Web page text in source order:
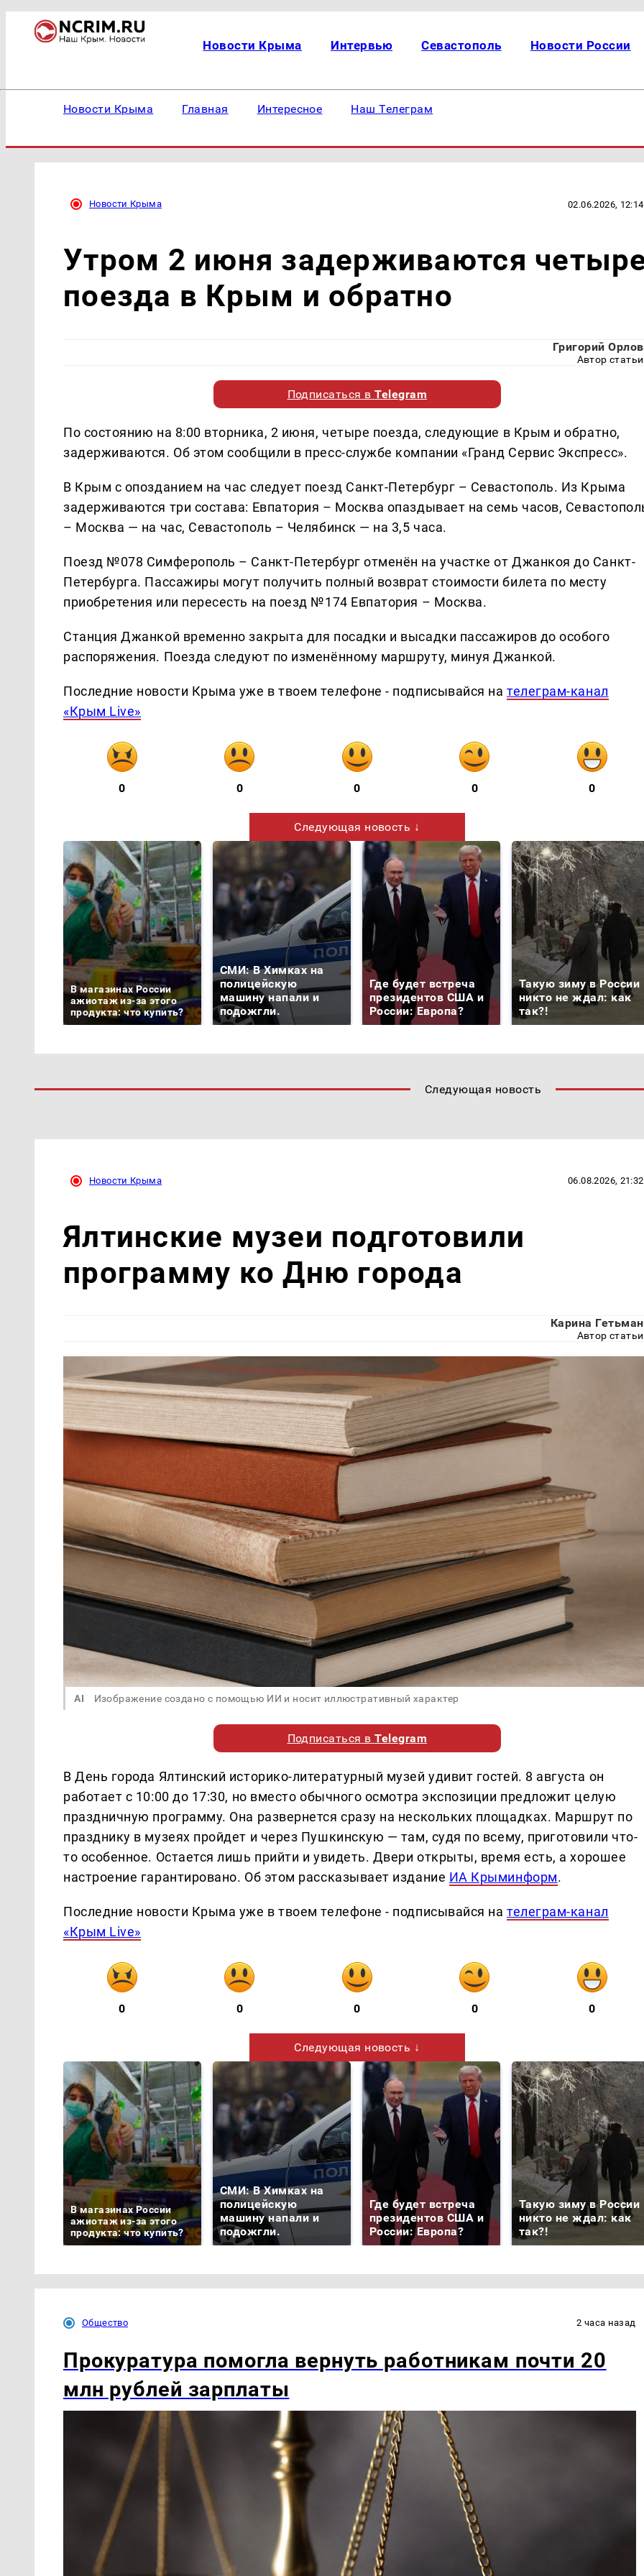
Новости Крыма Интервью Севастополь Новости России
Новости Крыма Главная Интересное Наш Телеграм
Новости Крыма 02.06.2026, 12:14
Утром 2 июня задерживаются
поезда в Крым и обратно
Григорий Орлов
Автор статьи
Подписаться вTelegram
По состоянию на 8:00 вторника, 2 июня, четыре поезда, следующие в Крым и обратно,
задерживаются. Об этом сообщили в пресс-службе компании «Гранд Сервис Экспресс».
В Крым с опозданием на час следует поезд Санкт-Петербург – Севастополь. Из Крыма
задерживаются три состава: Евпатория – Москва опаздывает на семь часов,
– Москва — на час, Севастополь – Челябинск — на 3,5 часа.
Поезд №078 Симферополь – Санкт-Петербург отменён на участке от Джанкоя до Санкт-
Петербурга. Пассажиры могут получить полный возврат стоимости билета по месту
приобретения или пересесть на поезд №174 Евпатория – Москва.
Станция Джанкой временно закрыта для посадки и высадки пассажиров до особого
распоряжения. Поезда следуют по изменённому маршруту, минуя Джанкой.
Последние новости Крыма уже в твоем телефоне - подписывайся нателеграм-канал
«Крым Live»
0 0 0 0 0
Следующая новость ↓
В магазинах России
ажиотаж из-за этого
продукта: что купить?
СМИ: В Химках на
полицейскую
машину напали и
подожгли.
Где будет встреча
президентов США и
России: Европа?
Такую зиму в России
никто не ждал: как
так?!
Следующая новость
Новости Крыма 06.08.2026, 21:32
Ялтинские музеи подготовили
программу ко Дню города
Карина Гетьман
Автор статьи
AI Изображение создано с помощью ИИ и носит иллюстративный характер
Подписаться вTelegram
В День города Ялтинский историко-литературный музей удивит гостей. 8 августа он
работает с 10:00 до 17:30, но вместо обычного осмотра экспозиции предложит целую
праздничную программу. Она развернется сразу на нескольких площадках. Маршрут по
празднику в музеях пройдет и через Пушкинскую — там, судя по всему, приготовили что-
то особенное. Остается лишь прийти и увидеть. Двери открыты, время есть, а хорошее
настроение гарантировано. Об этом рассказывает издание ИА Крыминформ.
Последние новости Крыма уже в твоем телефоне - подписывайся нателеграм-канал
«Крым Live»
0 0 0 0 0
Следующая новость ↓
В магазинах России
ажиотаж из-за этого
продукта: что купить?
СМИ: В Химках на
полицейскую
машину напали и
подожгли.
Где будет встреча
президентов США и
России: Европа?
Такую зиму в России
никто не ждал: как
так?!
Общество 2 часа назад
Прокуратура помогла вернуть работникам почти 20
млн рублей зарплаты